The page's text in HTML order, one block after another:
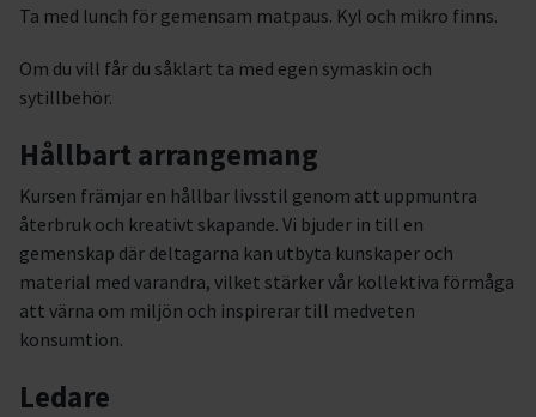
Ta med lunch för gemensam matpaus. Kyl och mikro finns.
Om du vill får du såklart ta med egen symaskin och
sytillbehör.
Hållbart arrangemang
Kursen främjar en hållbar livsstil genom att uppmuntra
återbruk och kreativt skapande. Vi bjuder in till en
gemenskap där deltagarna kan utbyta kunskaper och
material med varandra, vilket stärker vår kollektiva förmåga
att värna om miljön och inspirerar till medveten
konsumtion.
Ledare